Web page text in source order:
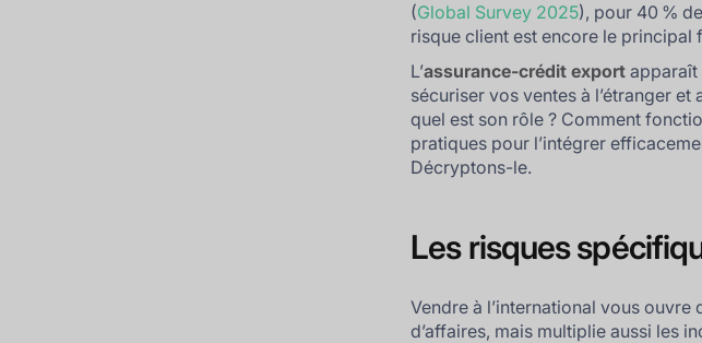
(Global Survey 2025), pour 40 %
risque client est encore le
L’assurance‑crédit export apparaît
sécuriser vos ventes à l’étranger
quel est son rôle ? Comment
pratiques pour l’intégrer
Décryptons-le.
Les risques
Vendre à l’international vous
d’affaires, mais multiplie aussi les